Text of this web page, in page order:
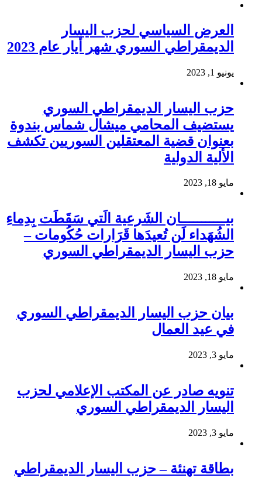
العرض السياسي لحزب اليسار
الديمقراطي السوري شهر أيار عام 2023
يونيو 1, 2023
حزب اليسار الديمقراطي السوري
يستضيف المحامي ميشال شماس بندوة
بعنوان قضية المعتقلين السوريين تكشف
الألية الدولية
مايو 18, 2023
بيـــــــــــان الشَرعية الَتي سَقَطَت بِدِماءِ
الشُهَداء لَن تُعيدَها قَرَارات حُكُومات –
حزب اليسار الديمقراطي السوري
مايو 18, 2023
بيان حزب اليسار الديمقراطي السوري
في عيد العمال
مايو 3, 2023
تنويه صادر عن المكتب الإعلامي لحزب
اليسار الديمقراطي السوري
مايو 3, 2023
بطاقة تهنئة – حزب اليسار الديمقراطي